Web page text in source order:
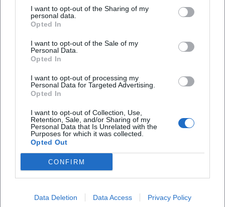
I want to opt-out of the Sharing of my
personal data.
Opted In
I want to opt-out of the Sale of my
Personal Data.
Opted In
I want to opt-out of processing my
Personal Data for Targeted Advertising.
Opted In
I want to opt-out of Collection, Use,
Retention, Sale, and/or Sharing of my
Personal Data that Is Unrelated with the
Purposes for which it was collected.
Opted Out
CONFIRM
Data Deletion Data Access Privacy Policy
Arrangement. Als Autor veröffentlichte er unter anderem
„Auch das Christkind muss dran glauben“ und „Rampensau
ohne Bühne“ – Bücher, die seinen Tonfall literarisch
verlängern. Zusammengenommen entsteht eine
Diskographie, die von der Solo-Bühne über Duo- und Band-
Settings bis in Studio und Verlag reicht.
Kulturelle Einordnung – zwischen bairischer Färbung und
überregionaler Relevanz
Altingers Genre ist das politische und gesellschaftliche
Kabarett, getragen von bayerischer Sprachmelodie und
universal verständlichen Themen. Seine Nummern leben
vom Spannungsfeld zwischen regionaler Verortung und
allgemeiner Erfahrung: Familie, Arbeit, Bürokratie, Medien
und Moral. Weil er Empathie über Zynismus stellt und die
Kabarett einladend – auch für Zuschauer, die sonst vor